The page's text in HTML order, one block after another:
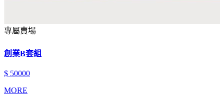
專屬賣場
創業B套組
$ 50000
MORE